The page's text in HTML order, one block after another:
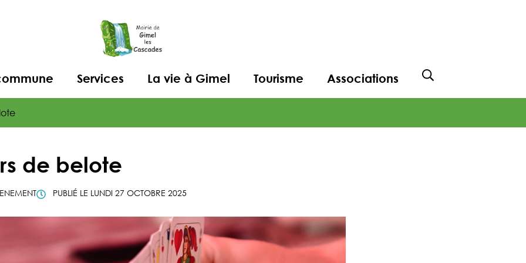
Services La vie à Gimel Tourisme Associations Afficher la
de belote
PUBLIÉ LE LUNDI 27 OCTOBRE 2025